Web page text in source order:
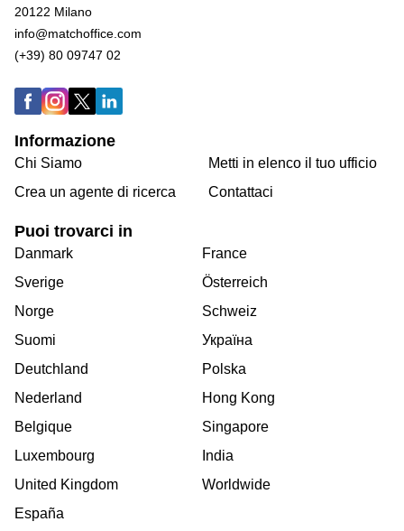
20122 Milano
info@matchoffice.com
(+39) 80 09747 02
Informazione
Chi Siamo
Crea un agente di ricerca
Metti in elenco il tuo ufficio
Contattaci
Puoi trovarci in
Danmark
Sverige
Norge
Suomi
Deutchland
Nederland
Belgique
Luxembourg
United Kingdom
España
France
Österreich
Schweiz
Україна
Polska
Hong Kong
Singapore
India
Worldwide